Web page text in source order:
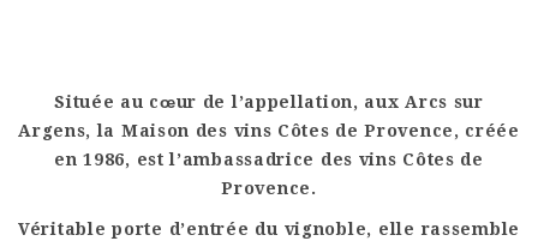
Située au cœur de l’appellation, aux Arcs sur
Argens,la Maison des vins Côtes de Provence, créée
en 1986, est l’ambassadrice des vins Côtes de
Provence.
Véritable porte d’entrée du vignoble, elle rassemble